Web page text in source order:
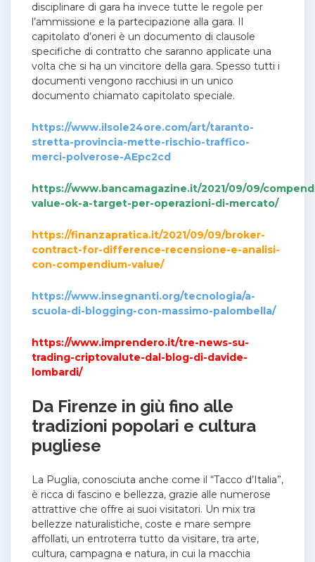
disciplinare di gara ha invece tutte le regole per
l’ammissione e la partecipazione alla gara. Il
capitolato d’oneri è un documento di clausole
specifiche di contratto che saranno applicate una
volta che si ha un vincitore della gara. Spesso tutti i
documenti vengono racchiusi in un unico
documento chiamato capitolato speciale.
https://www.ilsole24ore.com/art/taranto-
stretta-provincia-mette-rischio-traffico-
merci-polverose-AEpc2cd
https://www.bancamagazine.it/2021/09/09/
value-ok-a-target-per-operazioni-di-mercato/
https://finanzapratica.it/2021/09/09/broker-
contract-for-difference-recensione-e-analisi-
con-compendium-value/
https://www.insegnanti.org/tecnologia/a-
scuola-di-blogging-con-massimo-palombella/
https://www.imprendero.it/tre-news-su-
trading-criptovalute-dal-blog-di-davide-
lombardi/
Da Firenze in giù fino alle
tradizioni popolari e cultura
pugliese
La Puglia, conosciuta anche come il “Tacco d’Italia”,
è ricca di fascino e bellezza, grazie alle numerose
attrattive che offre ai suoi visitatori. Un mix tra
bellezze naturalistiche, coste e mare sempre
affollati, un entroterra tutto da visitare, tra arte,
cultura, campagna e natura, in cui la macchia